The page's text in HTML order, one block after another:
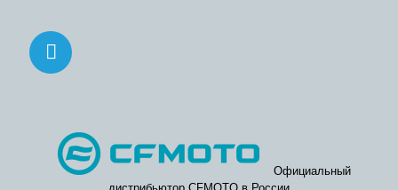
Официальный